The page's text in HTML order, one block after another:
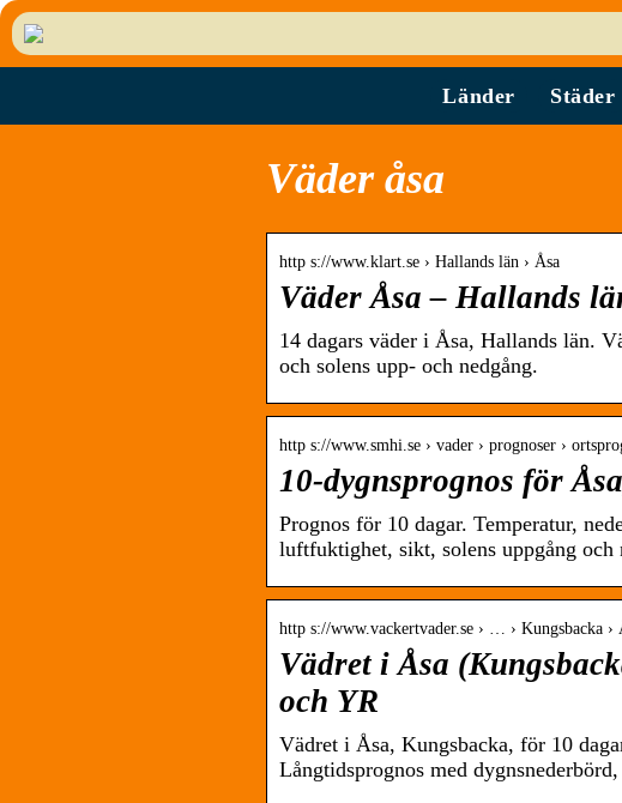
Länder Städer
Väder åsa
http s://www.klart.se › Hallands län › Åsa
Väder Åsa – Hallands
14 dagars väder i Åsa, Hallands län.
och solens upp- och nedgång.
http s://www.smhi.se › vader › prognoser ›
10-dygnsprognos för
Prognos för 10 dagar. Temperatur,
luftfuktighet, sikt, solens uppgång och
http s://www.vackertvader.se › … › Kungsbacka ›
Vädret i Åsa
och YR
Vädret i Åsa, Kungsbacka, för 10
Långtidsprognos med